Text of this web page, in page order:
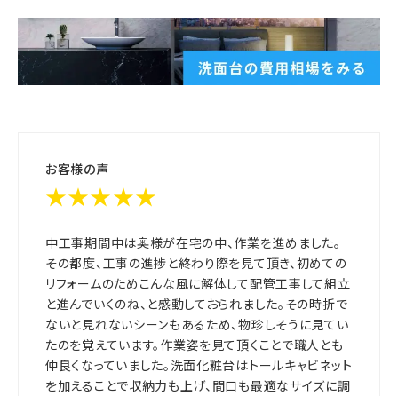
お客様の声
★★★★★
中工事期間中は奥様が在宅の中、作業を進めました。
その都度、工事の進捗と終わり際を見て頂き、初めての
リフォームのためこんな風に解体して配管工事して組立
と進んでいくのね、と感動しておられました。その時折で
ないと見れないシーンもあるため、物珍しそうに見てい
たのを覚えています。作業姿を見て頂くことで職人とも
仲良くなっていました。洗面化粧台はトールキャビネット
を加えることで収納力も上げ、間口も最適なサイズに調